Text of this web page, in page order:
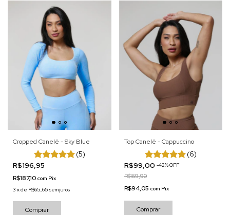
Cropped Canelê - Sky Blue
(5)
R$196,95
R$187,10 com Pix
3 xde R$65,65 sem juros
Comprar
Top Canelê - Cappuccino
(6)
R$99,00 -42%OFF
R$169,90
R$94,05 com Pix
Comprar